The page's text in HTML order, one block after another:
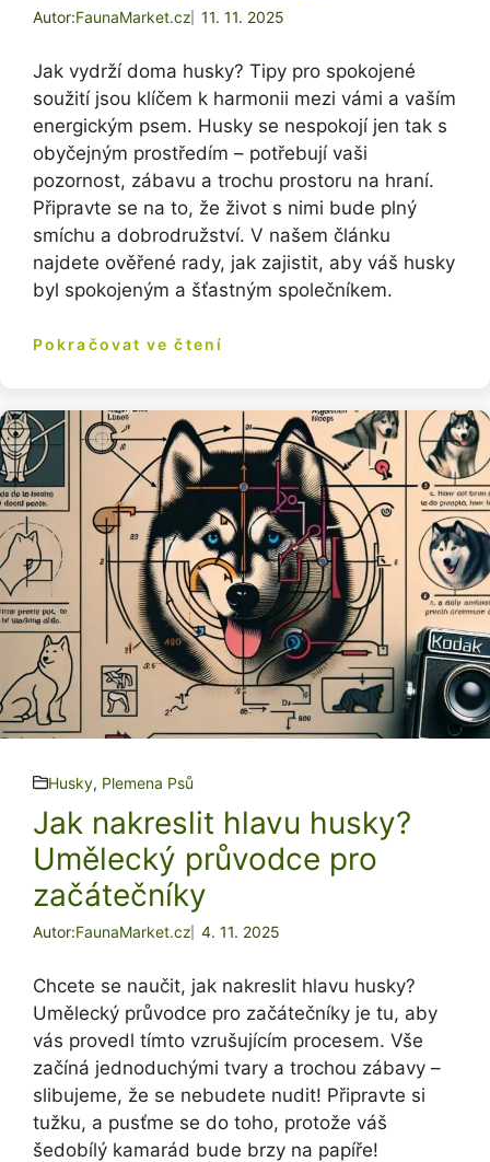
Autor:FaunaMarket.cz 11. 11. 2025
Jak vydrží doma husky? Tipy pro spokojené
soužití jsou klíčem k harmonii mezi vámi a vaším
energickým psem. Husky se nespokojí jen tak s
obyčejným prostředím – potřebují vaši
pozornost, zábavu a trochu prostoru na hraní.
Připravte se na to, že život s nimi bude plný
smíchu a dobrodružství. V našem článku
najdete ověřené rady, jak zajistit, aby váš husky
byl spokojeným a šťastným společníkem.
Pokračovat ve čtení
Husky, Plemena Psů
Jak nakreslit hlavu husky?
Umělecký průvodce pro
začátečníky
Autor:FaunaMarket.cz 4. 11. 2025
Chcete se naučit, jak nakreslit hlavu husky?
Umělecký průvodce pro začátečníky je tu, aby
vás provedl tímto vzrušujícím procesem. Vše
začíná jednoduchými tvary a trochou zábavy –
slibujeme, že se nebudete nudit! Připravte si
tužku, a pusťme se do toho, protože váš
šedobílý kamarád bude brzy na papíře!